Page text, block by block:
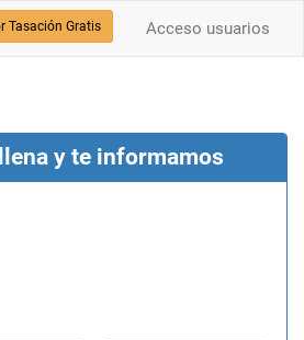
Acceso usuarios
Tasación Gratis
y te informamos